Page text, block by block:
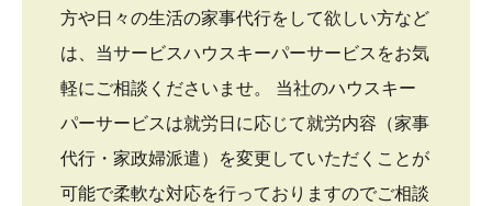
方や日々の生活の家事代行をして欲しい方など
は、当サービスハウスキーパーサービスをお気
軽にご相談くださいませ。 当社のハウスキー
パーサービスは就労日に応じて就労内容（家事
代行・家政婦派遣）を変更していただくことが
可能で柔軟な対応を行っておりますのでご相談